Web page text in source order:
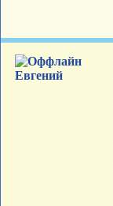
Евгений